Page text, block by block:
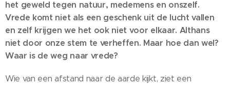
het geweld tegen natuur, medemens en onszelf.
Vrede komt niet als een geschenk uit de lucht vallen
en zelf krijgen we het ook niet voor elkaar. Althans
niet door onze stem te verheffen. Maar hoe dan wel?
Waar is de weg naar vrede?
Wie van een afstand naar de aarde kijkt, ziet een